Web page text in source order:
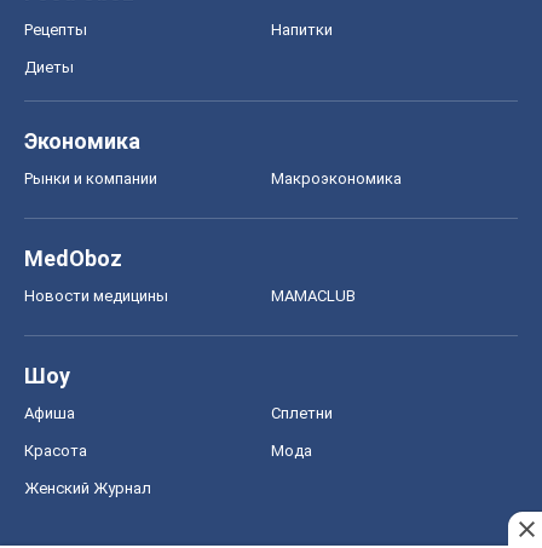
Рецепты Напитки
Диеты
Экономика
Рынки и компании Mакроэкономика
MedOboz
Новости медицины MAMACLUB
Шоу
Афиша Сплетни
Красота Мода
Женский Журнал